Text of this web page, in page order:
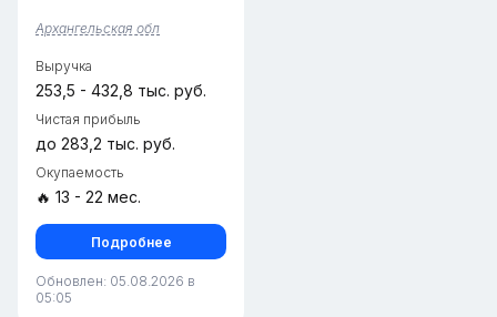
позволяет получать
стабильную прибыль.2.
оборудованны...
Архангельская обл
Выручка
253,5 - 432,8 тыс. руб.
Чистая прибыль
до 283,2 тыс. руб.
Окупаемость
🔥 13 - 22 мес.
Подробнее
Обновлен: 05.08.2026 в
05:05